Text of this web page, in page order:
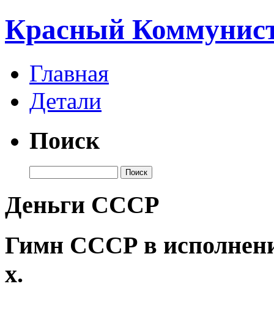
Красный
Главная
Детали
Поиск
Деньги СССР
Гимн СССР в
х.